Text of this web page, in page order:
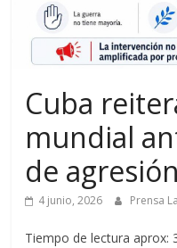
Cuba
mundial
de
4 junio, 2026 Prensa
Tiempo de lectura aprox: